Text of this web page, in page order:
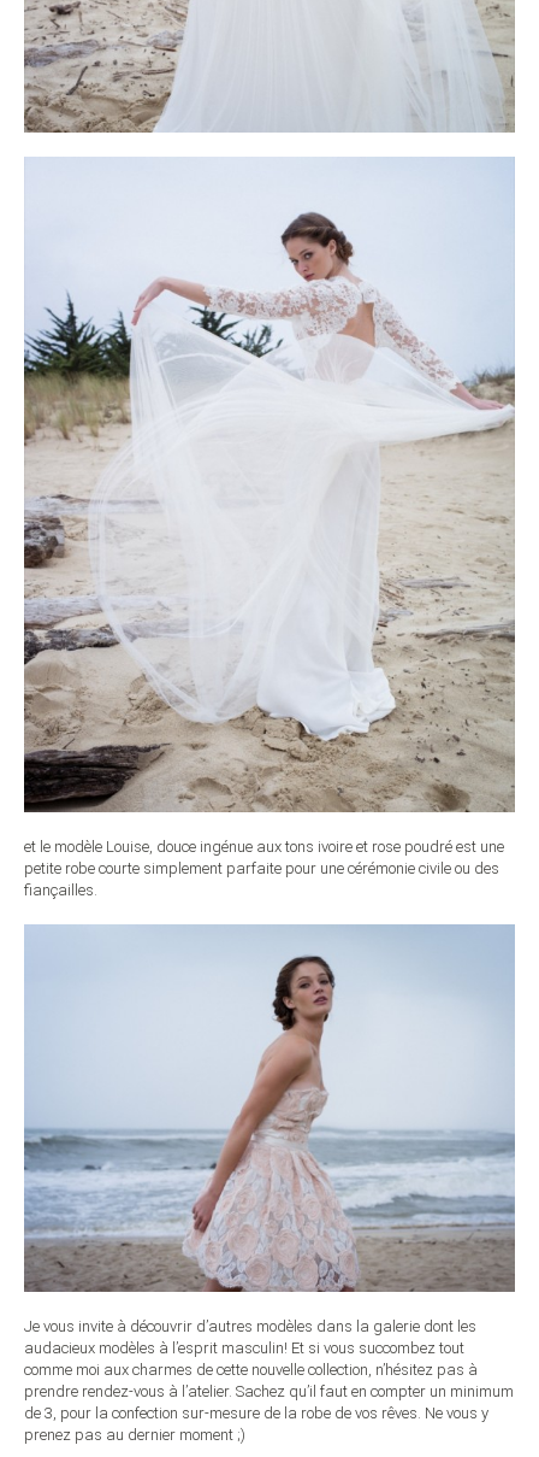
et le modèle Louise, douce ingénue aux tons ivoire et rose poudré est une
petite robe courte simplement parfaite pour une cérémonie civile ou des
fiançailles.
Je vous invite à découvrir d’autres modèles dans la galerie dont les
audacieux modèles à l’esprit masculin! Et si vous succombez tout
comme moi aux charmes de cette nouvelle collection, n’hésitez pas à
prendre rendez-vous à l’atelier. Sachez qu’il faut en compter un minimum
de 3, pour la confection sur-mesure de la robe de vos rêves. Ne vous y
prenez pas au dernier moment ;)